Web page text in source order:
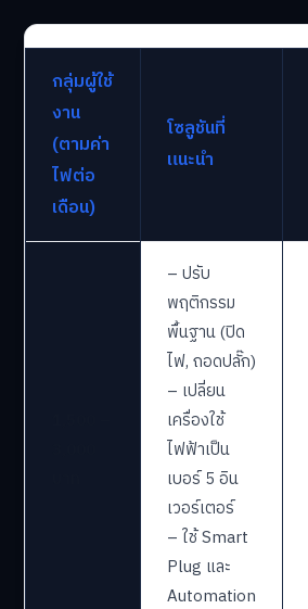
กลุ่มผู้ใช้
งาน
(ตามค่า
ไฟต่อ
เดือน)
โซลูชันที่
แนะนำ
– ปรับ
พฤติกรรม
พื้นฐาน (ปิด
ไฟ, ถอดปลั๊ก)
– เปลี่ยน
เครื่องใช้
ไฟฟ้าเป็น
เบอร์ 5 อิน
เวอร์เตอร์
– ใช้ Smart
Plug และ
Automation